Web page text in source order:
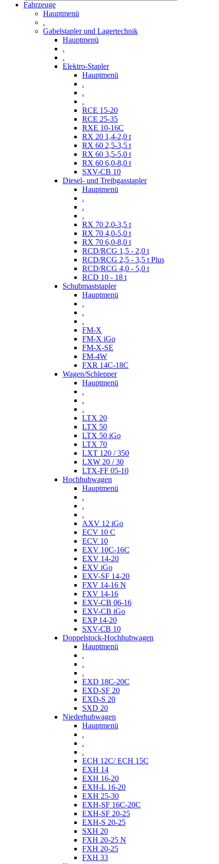
Fahrzeuge
Hauptmenü
.
Gabelstapler und Lagertechnik
Hauptmenü
.
.
Elektro-Stapler
Hauptmenü
.
.
.
RCE 15-20
RCE 25-35
RXE 10-16C
RX 20 1,4-2,0 t
RX 60 2,5-3,5 t
RX 60 3,5-5,0 t
RX 60 6,0-8,0 t
SXV-CB 10
Diesel- und Treibgasstapler
Hauptmenü
.
.
.
RX 70 2,0-3,5 t
RX 70 4,0-5,0 t
RX 70 6,0-8,0 t
RCD/RCG 1,5 - 2,0 t
RCD/RCG 2,5 - 3,5 t Plus
RCD/RCG 4,0 - 5,0 t
RCD 10 - 18 t
Schubmaststapler
Hauptmenü
.
.
.
FM-X
FM-X iGo
FM-X-SE
FM-4W
FXR 14C-18C
Wagen/Schlepper
Hauptmenü
.
.
.
LTX 20
LTX 50
LTX 50 iGo
LTX 70
LXT 120 / 350
LXW 20 / 30
LTX-FF 05-10
Hochhubwagen
Hauptmenü
.
.
.
AXV 12 iGo
ECV 10 C
ECV 10
EXV 10C-16C
EXV 14-20
EXV iGo
EXV-SF 14-20
FXV 14-16 N
FXV 14-16
EXV-CB 06-16
EXV-CB iGo
EXP 14-20
SXV-CB 10
Doppelstock-Hochhubwagen
Hauptmenü
.
.
.
EXD 18C-20C
EXD-SF 20
EXD-S 20
SXD 20
Niederhubwagen
Hauptmenü
.
.
.
ECH 12C/ ECH 15C
EXH 14
EXH 16-20
EXH-L 16-20
EXH 25-30
EXH-SF 16C-20C
EXH-SF 20-25
EXH-S 20-25
SXH 20
FXH 20-25 N
FXH 20-25
FXH 33